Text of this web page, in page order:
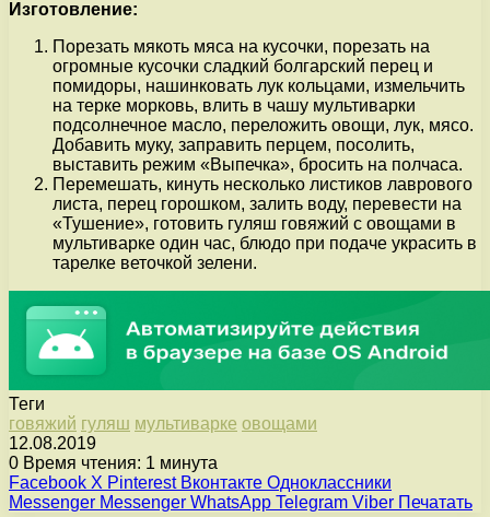
Изготовление:
Порезать мякоть мяса на кусочки, порезать на
огромные кусочки сладкий болгарский перец и
помидоры, нашинковать лук кольцами, измельчить
на терке морковь, влить в чашу мультиварки
подсолнечное масло, переложить овощи, лук, мясо.
Добавить муку, заправить перцем, посолить,
выставить режим «Выпечка», бросить на полчаса.
Перемешать, кинуть несколько листиков лаврового
листа, перец горошком, залить воду, перевести на
«Тушение», готовить гуляш говяжий с овощами в
мультиварке один час, блюдо при подаче украсить в
тарелке веточкой зелени.
Теги
говяжий гуляш мультиварке овощами
12.08.2019
0 Время чтения: 1 минута
Facebook X Pinterest Вконтакте Одноклассники
Messenger Messenger WhatsApp Telegram Viber Печатать